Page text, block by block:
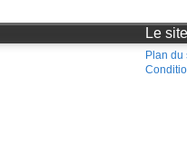
Le site
Plan du